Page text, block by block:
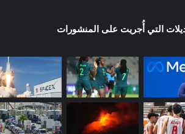
التي أُجريت على المنشورات